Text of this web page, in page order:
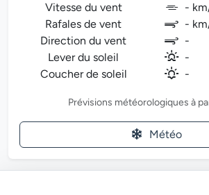
Vitesse du vent
-
Rafales de vent
-
Direction du vent
-
Lever du soleil
-
Coucher de soleil
-
Prévisions météorologiques à
Météo